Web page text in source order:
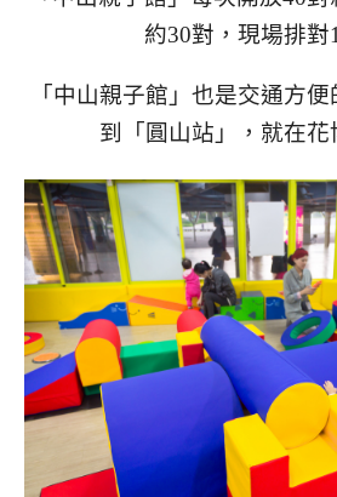
約30對，現場排對
「中山親子館」也是交通方
到「圓山站」， 就在花